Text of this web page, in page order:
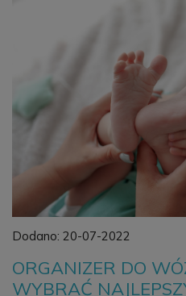
Dodano: 20-07-2022
ORGANIZER DO
WYBRAĆ